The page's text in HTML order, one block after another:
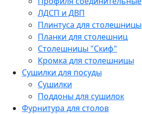
ЛДСП и ДВП
Плинтуса для столешницы
Планки для столешниц
Столешницы "Скиф"
Кромка для столешницы
Сушилки для посуды
Сушилки
Поддоны для сушилок
Фурнитура для столов